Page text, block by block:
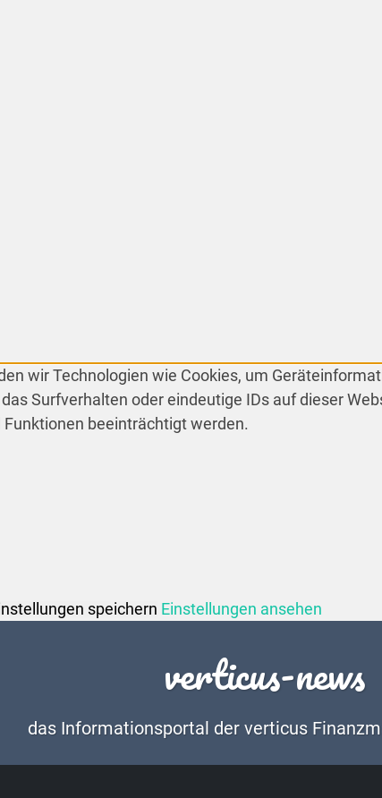
wir Technologien wie Cookies, um
Surfverhalten oder eindeutige IDs auf dieser
beeinträchtigt werden.
speichern Einstellungen ansehen
verticus-news
das Informationsportal der verticus